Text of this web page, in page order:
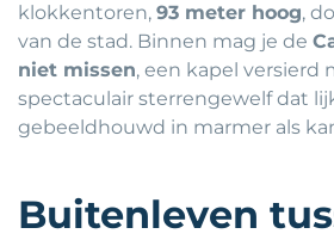
klokkentoren, 93 meter hoog,
van de stad. Binnen mag je de
niet missen, een kapel versierd
spectaculair sterrengewelf dat
gebeeldhouwd in marmer als
Buitenleven